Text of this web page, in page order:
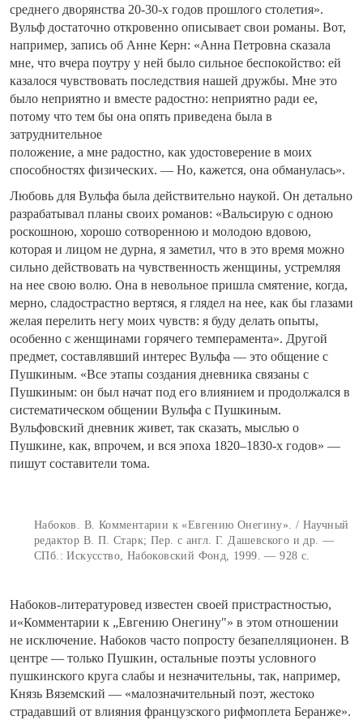
среднего дворянства 20-30-х годов прошлого столетия».
Вульф достаточно откровенно описывает свои романы. Вот,
например, запись об Анне Керн: «Анна Петровна сказала
мне, что вчера поутру у ней было сильное беспокойство: ей
казалося чувствовать последствия нашей дружбы. Мне это
было неприятно и вместе радостно: неприятно ради ее,
потому что тем бы она опять приведена была в
затруднительное
положение, а мне радостно, как удостоверение в моих
способностях физических. — Но, кажется, она обманулась».
Любовь для Вульфа была действительно наукой. Он детально
разрабатывал планы своих романов: «Вальсирую с одною
роскошною, хорошо сотворенною и молодою вдовою,
которая и лицом не дурна, я заметил, что в это время можно
сильно действовать на чувственность женщины, устремляя
на нее свою волю. Она в невольное пришла смятение, когда,
мерно, сладострастно вертяся, я глядел на нее, как бы глазами
желая перелить негу моих чувств: я буду делать опыты,
особенно с женщинами горячего темперамента». Другой
предмет, составлявший интерес Вульфа — это общение с
Пушкиным. «Все этапы создания дневника связаны с
Пушкиным: он был начат под его влиянием и продолжался в
систематическом общении Вульфа с Пушкиным.
Вульфовский дневник живет, так сказать, мыслью о
Пушкине, как, впрочем, и вся эпоха 1820–1830-х годов» —
пишут составители тома.
Набоков. В. Комментарии к «Евгению Онегину». / Научный
редактор В. П. Старк; Пер. с англ. Г. Дашевского и др. —
СПб.: Искусство, Набоковский Фонд, 1999. — 928 с.
Набоков-литературовед известен своей пристрастностью,
и«Комментарии к „Евгению Онегину"» в этом отношении
не исключение. Набоков часто попросту безапелляционен. В
центре — только Пушкин, остальные поэты условного
пушкинского круга слабы и незначительны, так, например,
Князь Вяземский — «малозначительный поэт, жестоко
страдавший от влияния французского рифмоплета Беранже».